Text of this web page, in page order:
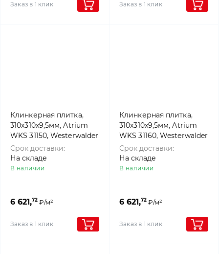
Заказ в 1 клик Заказ в 1 клик
Клинкерная плитка,
310x310x9,5мм, Atrium
WKS 31150, Westerwalder
klinker
Срок доставки:
На складе
В наличии
6 621,72 ₽/м²
Заказ в 1 клик
Клинкерная плитка,
310x310x9,5мм, Atrium
WKS 31160, Westerwalder
klinker
Срок доставки:
На складе
В наличии
6 621,72 ₽/м²
Заказ в 1 клик